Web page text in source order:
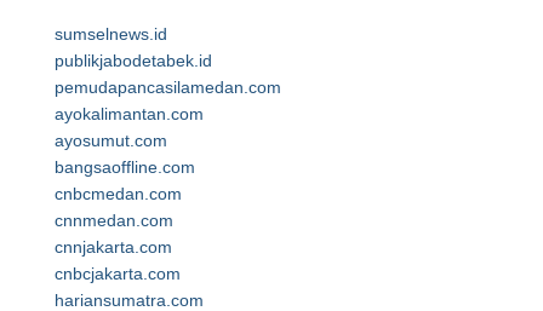
sumselnews.id
publikjabodetabek.id
pemudapancasilamedan.com
ayokalimantan.com
ayosumut.com
bangsaoffline.com
cnbcmedan.com
cnnmedan.com
cnnjakarta.com
cnbcjakarta.com
hariansumatra.com